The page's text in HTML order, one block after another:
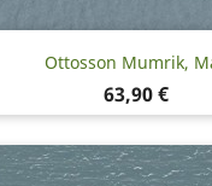
Ottosson Mumrik,
Hinta
63,90 €